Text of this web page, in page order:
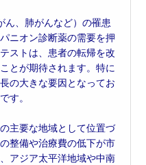
ん、肺がんなど）の罹患
ニオン診断薬の需要を押
ストは、患者の転帰を改
とが期待されます。特に
の大きな要因となってお
す。
主要な地域として位置づ
整備や治療費の低下が市
アジア太平洋地域や中南